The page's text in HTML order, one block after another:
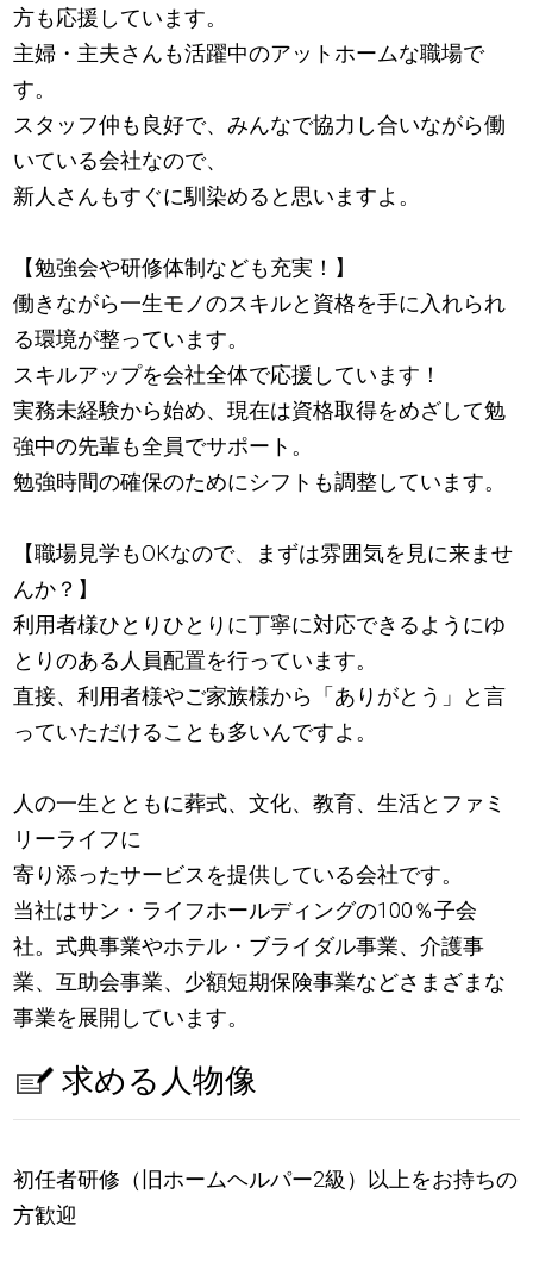
方も応援しています。
主婦・主夫さんも活躍中のアットホームな職場で
す。
スタッフ仲も良好で、みんなで協力し合いながら働
いている会社なので、
新人さんもすぐに馴染めると思いますよ。
【勉強会や研修体制なども充実！】
働きながら一生モノのスキルと資格を手に入れられ
る環境が整っています。
スキルアップを会社全体で応援しています！
実務未経験から始め、現在は資格取得をめざして勉
強中の先輩も全員でサポート。
勉強時間の確保のためにシフトも調整しています。
【職場見学もOKなので、まずは雰囲気を見に来ませ
んか？】
利用者様ひとりひとりに丁寧に対応できるようにゆ
とりのある人員配置を行っています。
直接、利用者様やご家族様から「ありがとう」と言
っていただけることも多いんですよ。
人の一生とともに葬式、文化、教育、生活とファミ
リーライフに
寄り添ったサービスを提供している会社です。
当社はサン・ライフホールディングの100％子会
社。式典事業やホテル・ブライダル事業、介護事
業、互助会事業、少額短期保険事業などさまざまな
事業を展開しています。
求める人物像
初任者研修（旧ホームヘルパー2級）以上をお持ちの
方歓迎